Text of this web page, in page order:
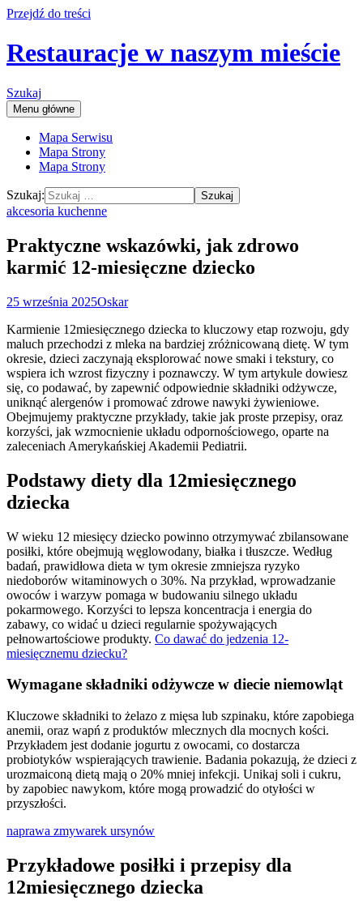
Przejdź do treści
Restauracje w naszym mieście
Szukaj
Menu główne
Mapa Serwisu
Mapa Strony
Mapa Strony
Szukaj:
akcesoria kuchenne
Praktyczne wskazówki, jak zdrowo
karmić 12-miesięczne dziecko
25 września 2025Oskar
Karmienie 12miesięcznego dziecka to kluczowy etap rozwoju, gdy
maluch przechodzi z mleka na bardziej zróżnicowaną dietę. W tym
okresie, dzieci zaczynają eksplorować nowe smaki i tekstury, co
wspiera ich wzrost fizyczny i poznawczy. W tym artykule dowiesz
się, co podawać, by zapewnić odpowiednie składniki odżywcze,
uniknąć alergenów i promować zdrowe nawyki żywieniowe.
Obejmujemy praktyczne przykłady, takie jak proste przepisy, oraz
korzyści, jak wzmocnienie układu odpornościowego, oparte na
zaleceniach Amerykańskiej Akademii Pediatrii.
Podstawy diety dla 12miesięcznego
dziecka
W wieku 12 miesięcy dziecko powinno otrzymywać zbilansowane
posiłki, które obejmują węglowodany, białka i tłuszcze. Według
badań, prawidłowa dieta w tym okresie zmniejsza ryzyko
niedoborów witaminowych o 30%. Na przykład, wprowadzanie
owoców i warzyw pomaga w budowaniu silnego układu
pokarmowego. Korzyści to lepsza koncentracja i energia do
zabawy, co widać u dzieci regularnie spożywających
pełnowartościowe produkty. Co dawać do jedzenia 12-
miesięcznemu dziecku?
Wymagane składniki odżywcze w diecie niemowląt
Kluczowe składniki to żelazo z mięsa lub szpinaku, które zapobiega
anemii, oraz wapń z produktów mlecznych dla mocnych kości.
Przykładem jest dodanie jogurtu z owocami, co dostarcza
probiotyków wspierających trawienie. Badania pokazują, że dzieci z
urozmaiconą dietą mają o 20% mniej infekcji. Unikaj soli i cukru,
by zapobiec nawykom, które mogą prowadzić do otyłości w
przyszłości.
naprawa zmywarek ursynów
Przykładowe posiłki i przepisy dla
12miesięcznego dziecka